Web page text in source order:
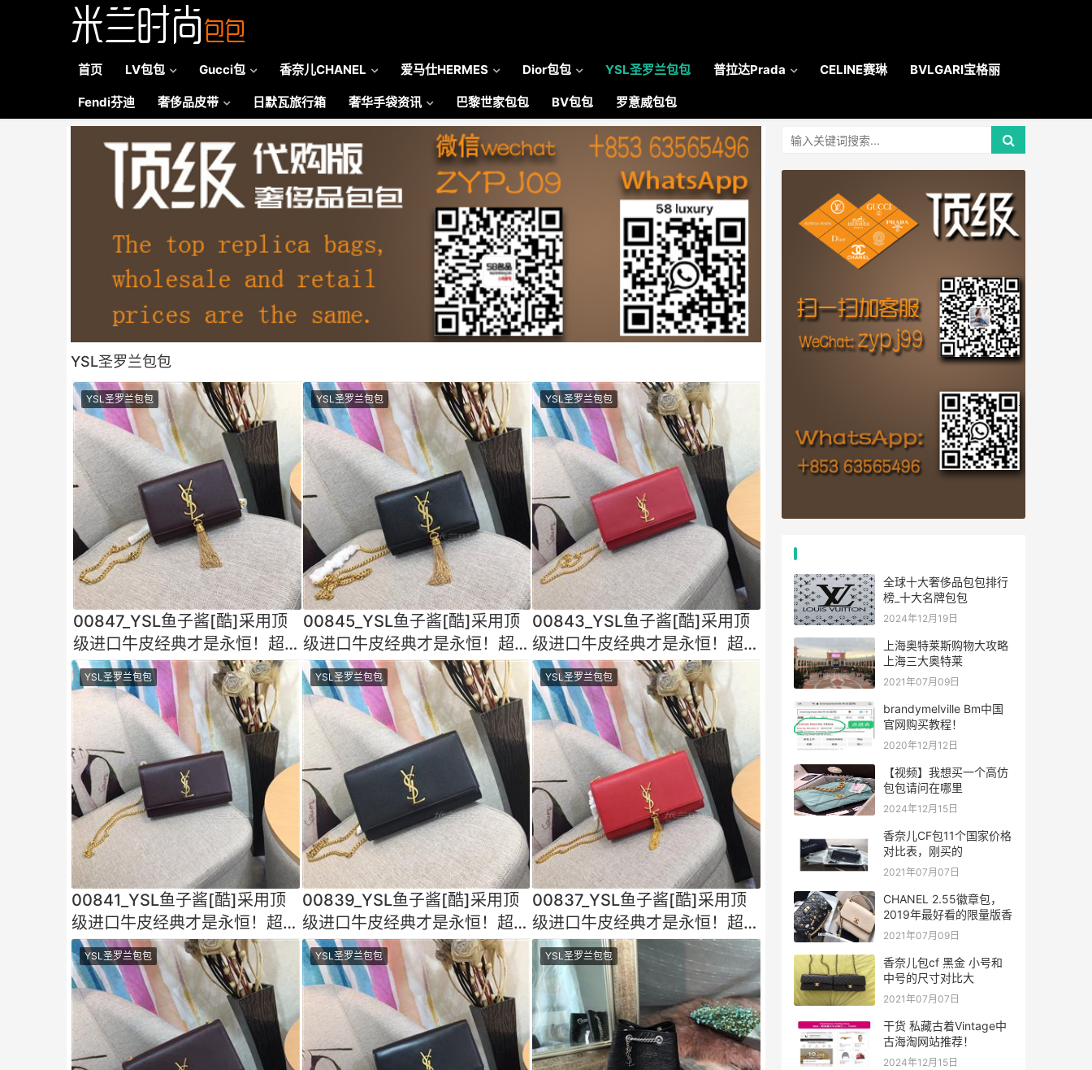
首页 LV包包 Gucci包 香奈儿CHANEL 爱马仕HERMES Dior包包 YSL圣罗兰包包 普拉达Prada CELINE赛琳 BVLGARI宝格丽
Fendi芬迪 奢侈品皮带 日默瓦旅行箱 奢华手袋资讯 巴黎世家包包 BV包包 罗意威包包
YSL圣罗兰包包
YSL圣罗兰包包
00847_YSL鱼子酱[酷]采用顶
级进口牛皮经典才是永恒！超乎
想象的百搭做工细节都
YSL圣罗兰包包
00845_YSL鱼子酱[酷]采用顶
级进口牛皮经典才是永恒！超乎
想象的百搭做工细节都
YSL圣罗兰包包
00843_YSL鱼子酱[酷]采用顶
级进口牛皮经典才是永恒！超乎
想象的百搭做工细节都
YSL圣罗兰包包
00841_YSL鱼子酱[酷]采用顶
级进口牛皮经典才是永恒！超乎
想象的百搭做工细节都
YSL圣罗兰包包
00839_YSL鱼子酱[酷]采用顶
级进口牛皮经典才是永恒！超乎
想象的百搭做工细节都
YSL圣罗兰包包
00837_YSL鱼子酱[酷]采用顶
级进口牛皮经典才是永恒！超乎
想象的百搭做工细节都
YSL圣罗兰包包 YSL圣罗兰包包 YSL圣罗兰包包
全球十大奢侈品包包排行
榜_十大名牌包包
2024年12月19日
上海奥特莱斯购物大攻略
上海三大奥特莱
2021年07月09日
brandymelville Bm中国
官网购买教程！
2020年12月12日
【视频】我想买一个高仿
包包请问在哪里
2024年12月15日
香奈儿CF包11个国家价格
对比表，刚买的
2021年07月07日
CHANEL 2.55徽章包，
2019年最好看的限量版香
2021年07月09日
香奈儿包cf 黑金 小号和
中号的尺寸对比大
2021年07月07日
干货 私藏古着Vintage中
古海淘网站推荐！
2024年12月15日